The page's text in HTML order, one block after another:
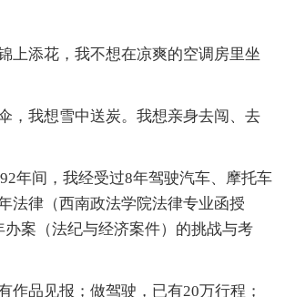
上添花，我不想在凉爽的空调房里坐
，我想雪中送炭。我想亲身去闯、去
年间，我经受过8年驾驶汽车、摩托车
法律（西南政法学院法律专业函授
办案（法纪与经济案件）的挑战与考
作品见报；做驾驶，已有20万行程；